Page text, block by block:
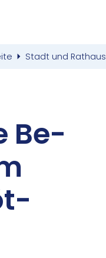
Stadt und Rathaus
Be­